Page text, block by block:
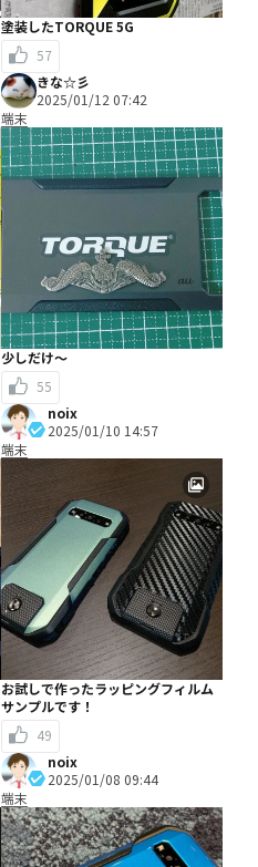
塗装したTORQUE 5G
57
きな☆彡
2025/01/12 07:42
端末
少しだけ〜
55
noix
2025/01/10 14:57
端末
お試しで作ったラッピングフィルム
サンプルです！
49
noix
2025/01/08 09:44
端末